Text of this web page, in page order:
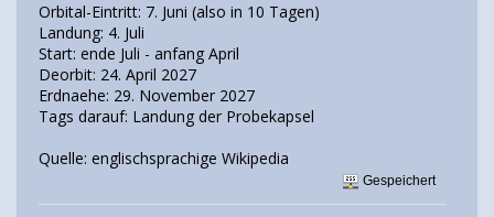
Orbital-Eintritt: 7. Juni (also in 10 Tagen)
Landung: 4. Juli
Start: ende Juli - anfang April
Deorbit: 24. April 2027
Erdnaehe: 29. November 2027
Tags darauf: Landung der Probekapsel
Quelle: englischsprachige Wikipedia
Gespeichert